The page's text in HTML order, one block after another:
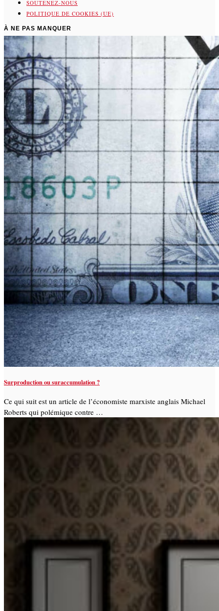
SOUTENEZ-NOUS
POLITIQUE DE COOKIES (UE)
À NE PAS MANQUER
Surproduction ou suraccumulation ?
Ce qui suit est un article de l’économiste marxiste anglais Michael
Roberts qui polémique contre …